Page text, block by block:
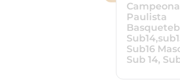
Paulista
Sub16
Sub 14,